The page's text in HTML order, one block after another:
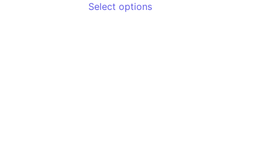
Select options